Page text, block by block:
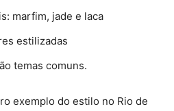
marfim, jade e laca
estilizadas
temas comuns.
exemplo do estilo no Rio de